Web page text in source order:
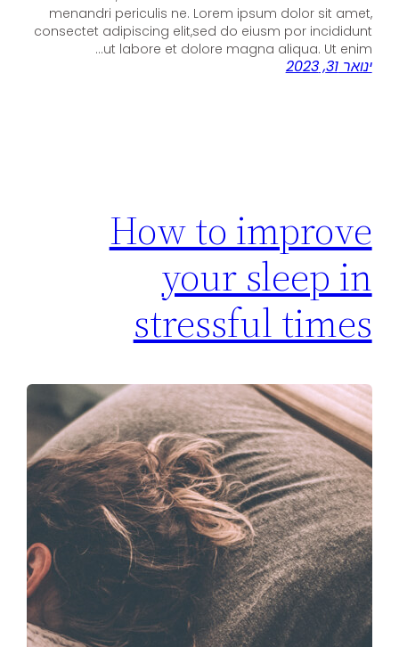
menandri periculis ne. Lorem ipsum dolor sit amet,
consectet adipiscing elit,sed do eiusm por incididunt
ut labore et dolore magna aliqua. Ut enim…
ינואר 31, 2023
How to improve
your sleep in
stressful times